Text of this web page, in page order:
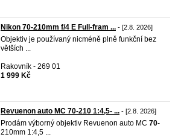
Nikon 70-210mm f/4 E Full-fram ... - [2.8. 2026]
Objektiv je používaný nicméně plně funkční bez
větších ...
Rakovník - 269 01
1 999 Kč
Revuenon auto MC 70-210 1:4,5- ... - [2.8. 2026]
Prodám výborný objektiv Revuenon auto MC 70-
210mm 1:4,5 ...